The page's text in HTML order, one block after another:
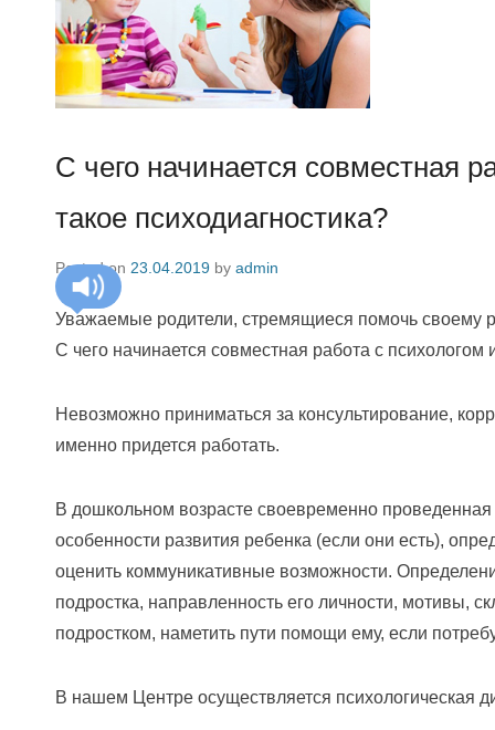
С чего начинается совместная
такое психодиагностика?
Posted on 23.04.2019 by admin
Уважаемые родители, стремящиеся помочь своему
С чего начинается совместная работа с психологом
Невозможно приниматься за консультирование,
именно придется работать.
В дошкольном возрасте своевременно
особенности развития ребенка (если они есть),
оценить коммуникативные возможности.
подростка, направленность его личности, мотивы,
подростком, наметить пути помощи ему, если
В нашем Центре осуществляется психологическая